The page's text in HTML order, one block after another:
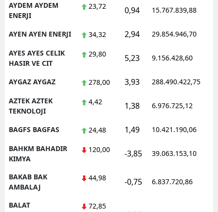
AYDEM AYDEM
ENERJI
23,72 0,94 15.767.839,88
AYEN AYEN ENERJI 34,32 2,94 29.854.946,70
AYES AYES CELIK
HASIR VE CIT
29,80 5,23 9.156.428,60
AYGAZ AYGAZ 278,00 3,93 288.490.422,75
AZTEK AZTEK
TEKNOLOJI
4,42 1,38 6.976.725,12
BAGFS BAGFAS 24,48 1,49 10.421.190,06
BAHKM BAHADIR
KIMYA
120,00 -3,85 39.063.153,10
BAKAB BAK
AMBALAJ
44,98 -0,75 6.837.720,86
BALAT
72,85